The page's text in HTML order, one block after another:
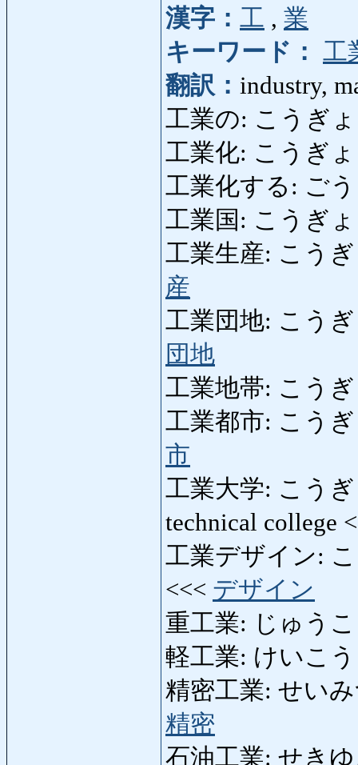
漢字： 工 , 業
キーワード： 工
翻訳： industry,
工業の: こうぎ
工業化: こうぎ
工業化する: ご
工業国: こうぎ
工業生産: こう
産
工業団地: こう
団地
工業地帯: こう
工業都市: こう
市
工業大学: こう
technical college
工業デザイン:
<<< デザイン
重工業: じゅう
軽工業: けいこ
精密工業: せい
精密
石油工業: せき